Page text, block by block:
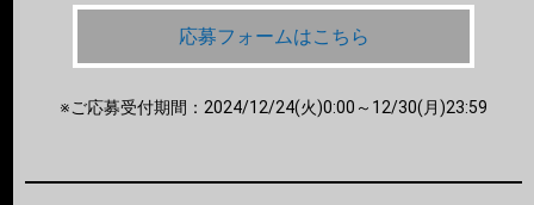
応募フォームはこちら
※ご応募受付期間：2024/12/24(火)0:00～12/30(月)23:59